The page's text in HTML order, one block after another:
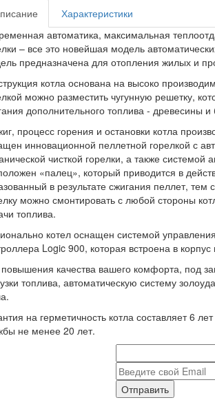
Характеристики
автоматика, максимальная
– все это новейшая модель
предназначена для отопления жилых и
котла основана на высоко
можно разместить чугунную решетку,
дополнительного топлива - древесины и
процесс горения и остановки котла
инновационной пеллетной горелкой с
чисткой горелки, а также системой
«палец», который приводится в
в результате сжигания пеллет,
можно смонтировать с любой стороны
топлива.
котел оснащен системой
Logic 900, которая встроена в корпус
качества вашего комфорта, под
топлива, автоматическую систему
на герметичность котла составляет 6
не менее 20 лет.
Отправить